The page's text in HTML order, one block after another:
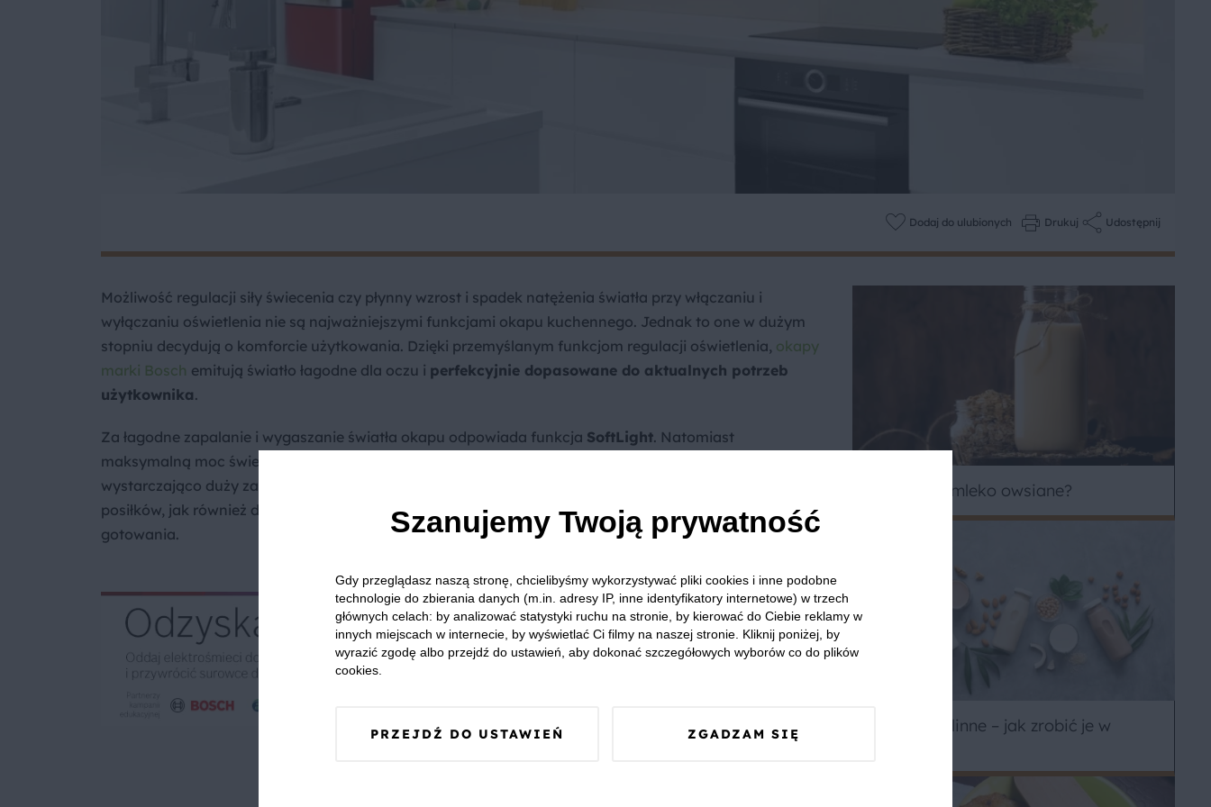
Dodaj do ulubionych Drukuj Udostępnij
Możliwość regulacji siły świecenia czy płynny wzrost i spadek natężenia światła przy włączaniu i
wyłączaniu oświetlenia nie są najważniejszymi funkcjami okapu kuchennego. Jednak to one w dużym
stopniu decydują o komforcie użytkowania. Dzięki przemyślanym funkcjom regulacji oświetlenia, okapy
marki Bosch emitują światło łagodne dla oczu i perfekcyjnie dopasowane do aktualnych potrzeb
użytkownika.
Za łagodne zapalanie i wygaszanie światła okapu odpowiada funkcja SoftLight. Natomiast
maksymalną moc świecenia można precyzyjnie ustawić dzięki funkcji
wystarczająco duży zarówno do doskonałego oświetlenia płyty kuchennej w czasie przygotowywania
posiłków, jak również do zapewnienia bardziej dyskretnego, delikatnego oświetlenia po zakończeniu
gotowania.
Jak zrobić mleko owsiane?
Napoje roślinne – jak zrobić je w
Szanujemy Twoją prywatność
Gdy przeglądasz naszą stronę, chcielibyśmy wykorzystywać pliki cookies i inne podobne
technologie do zbierania danych (m.in. adresy IP, inne identyfikatory internetowe) w trzech
głównych celach: by analizować statystyki ruchu na stronie, by kierować do Ciebie reklamy w
innych miejscach w internecie, by wyświetlać Ci filmy na naszej stronie. Kliknij poniżej, by
wyrazić zgodę albo przejdź do ustawień, aby dokonać szczegółowych wyborów co do plików
cookies.
PRZEJDŹ DO USTAWIEŃ ZGADZAM SIĘ